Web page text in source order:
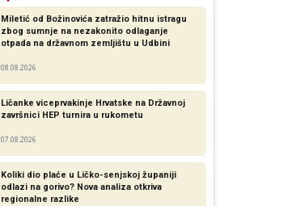
Miletić od Božinovića zatražio hitnu istragu
zbog sumnje na nezakonito odlaganje
otpada na državnom zemljištu u Udbini
08.08.2026
Ličanke viceprvakinje Hrvatske na Državnoj
završnici HEP turnira u rukometu
07.08.2026
Koliki dio plaće u Ličko-senjskoj županiji
odlazi na gorivo? Nova analiza otkriva
regionalne razlike​